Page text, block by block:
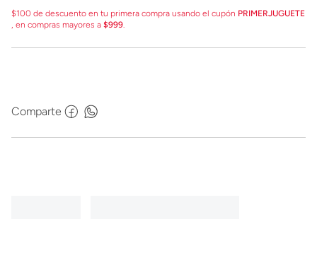
$100 de descuento en tu primera compra usando el cupón PRIMERJUGUETE
, en compras mayores a $999.
Comparte